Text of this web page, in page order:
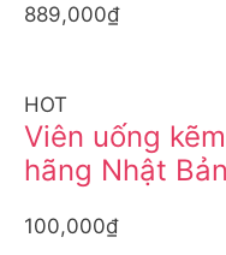
889,000₫
HOT
Viên uống
hãng Nhật Bản
100,000₫